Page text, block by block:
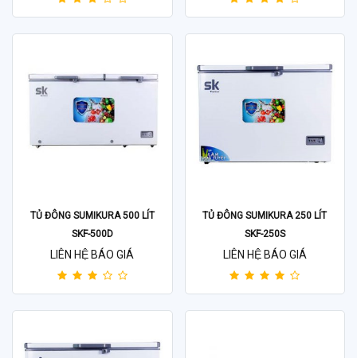
TỦ ĐÔNG SUMIKURA 500 LÍT
SKF-500D
LIÊN HỆ BÁO GIÁ
TỦ ĐÔNG SUMIKURA 250 LÍT
SKF-250S
LIÊN HỆ BÁO GIÁ